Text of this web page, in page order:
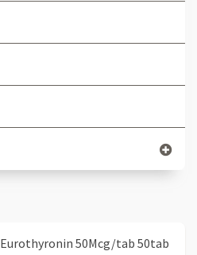
Eurothyronin 50Mcg/tab 50tab